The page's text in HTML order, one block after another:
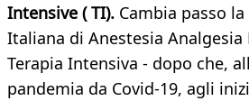
Intensive ( TI). Cambia passo la
Italiana di Anestesia Analgesia
Terapia Intensiva - dopo che,
pandemia da Covid-19, agli